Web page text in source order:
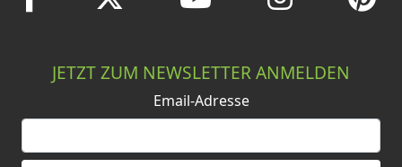
JETZT ZUM NEWSLETTER ANMELDEN
Email-Adresse